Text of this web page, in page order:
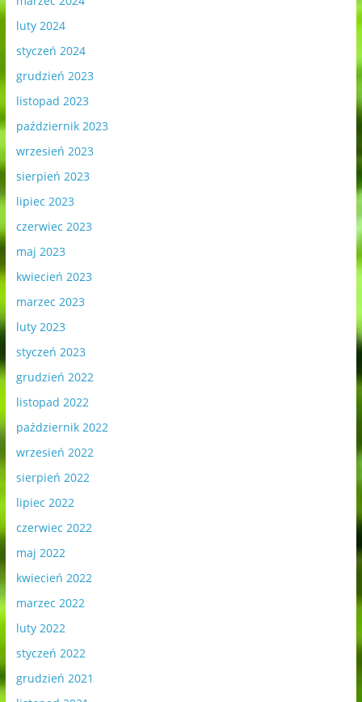
luty 2024
styczeń 2024
grudzień 2023
listopad 2023
październik 2023
wrzesień 2023
sierpień 2023
lipiec 2023
czerwiec 2023
maj 2023
kwiecień 2023
marzec 2023
luty 2023
styczeń 2023
grudzień 2022
listopad 2022
październik 2022
wrzesień 2022
sierpień 2022
lipiec 2022
czerwiec 2022
maj 2022
kwiecień 2022
marzec 2022
luty 2022
styczeń 2022
grudzień 2021